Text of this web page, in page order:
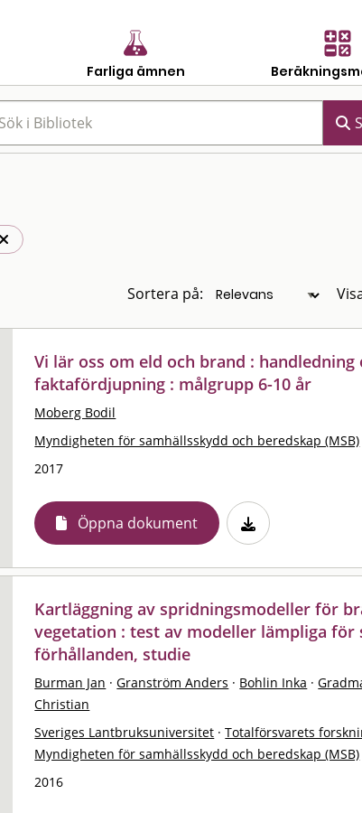
Farliga ämnen
Sortera på:
Vi lär oss om eld och brand : handledning
faktafördjupning : målgrupp 6-10 år
Moberg Bodil
Myndigheten för samhällsskydd och beredskap (MSB)
2017
Öppna dokument
Kartläggning av spridningsmodeller för
vegetation : test av modeller lämpliga för
förhållanden, studie
Burman Jan · Granström Anders · Bohlin Inka ·
Christian
Sveriges Lantbruksuniversitet · Totalförsvarets
Myndigheten för samhällsskydd och beredskap (MSB)
2016